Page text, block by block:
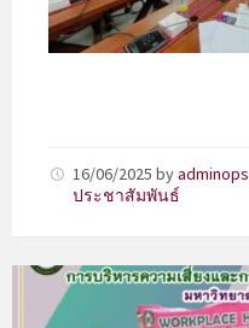
16/06/2025 byadminops
ประชาสัมพันธ์